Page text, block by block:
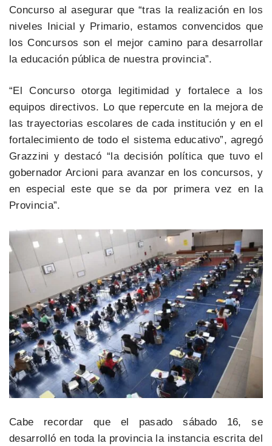
Concurso al asegurar que “tras la realización en los
niveles Inicial y Primario, estamos convencidos que
los Concursos son el mejor camino para desarrollar
la educación pública de nuestra provincia”.
“El Concurso otorga legitimidad y fortalece a los
equipos directivos. Lo que repercute en la mejora de
las trayectorias escolares de cada institución y en el
fortalecimiento de todo el sistema educativo”, agregó
Grazzini y destacó “la decisión política que tuvo el
gobernador Arcioni para avanzar en los concursos, y
en especial este que se da por primera vez en la
Provincia”.
Cabe recordar que el pasado sábado 16, se
desarrolló en toda la provincia la instancia escrita del